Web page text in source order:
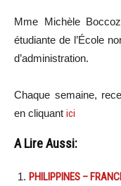
Mme Michèle
étudiante de l’École
d’administration.
Chaque semaine,
en cliquant ici
A Lire Aussi:
PHILIPPINES –